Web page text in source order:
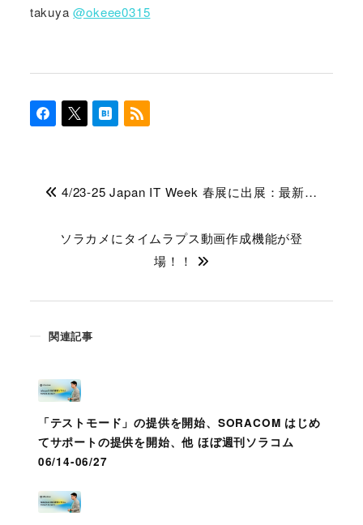
takuya@okeee0315
関連記事
「テストモード」の提供を開始、SORACOM はじめ
てサポートの提供を開始、他 ほぼ週刊ソラコム
06/14-06/27
4/23-25 Japan IT Week 春展に出展：最新…
ソラカメにタイムラプス動画作成機能が登
場！！